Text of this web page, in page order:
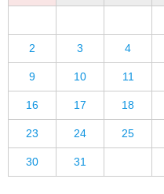
2 3 4
9 10 11
16 17 18
23 24 25
30 31